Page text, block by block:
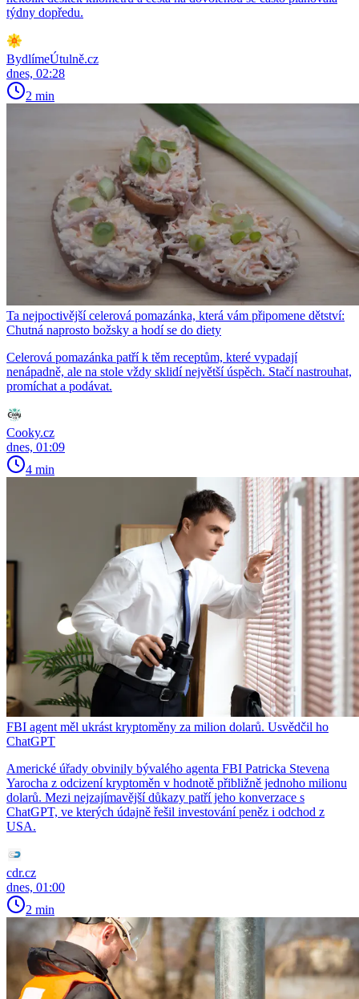
týdny dopředu.
BydlímeÚtulně.cz
dnes, 02:28
2 min
Ta nejpoctivější celerová pomazánka, která vám připomene dětství:
Chutná naprosto božsky a hodí se do diety
Celerová pomazánka patří k těm receptům, které vypadají
nenápadně, ale na stole vždy sklidí největší úspěch. Stačí nastrouhat,
promíchat a podávat.
Cooky.cz
dnes, 01:09
4 min
FBI agent měl ukrást kryptoměny za milion dolarů. Usvědčil ho
ChatGPT
Americké úřady obvinily bývalého agenta FBI Patricka Stevena
Yarocha z odcizení kryptoměn v hodnotě přibližně jednoho milionu
dolarů. Mezi nejzajímavější důkazy patří jeho konverzace s
ChatGPT, ve kterých údajně řešil investování peněz i odchod z
USA.
cdr.cz
dnes, 01:00
2 min